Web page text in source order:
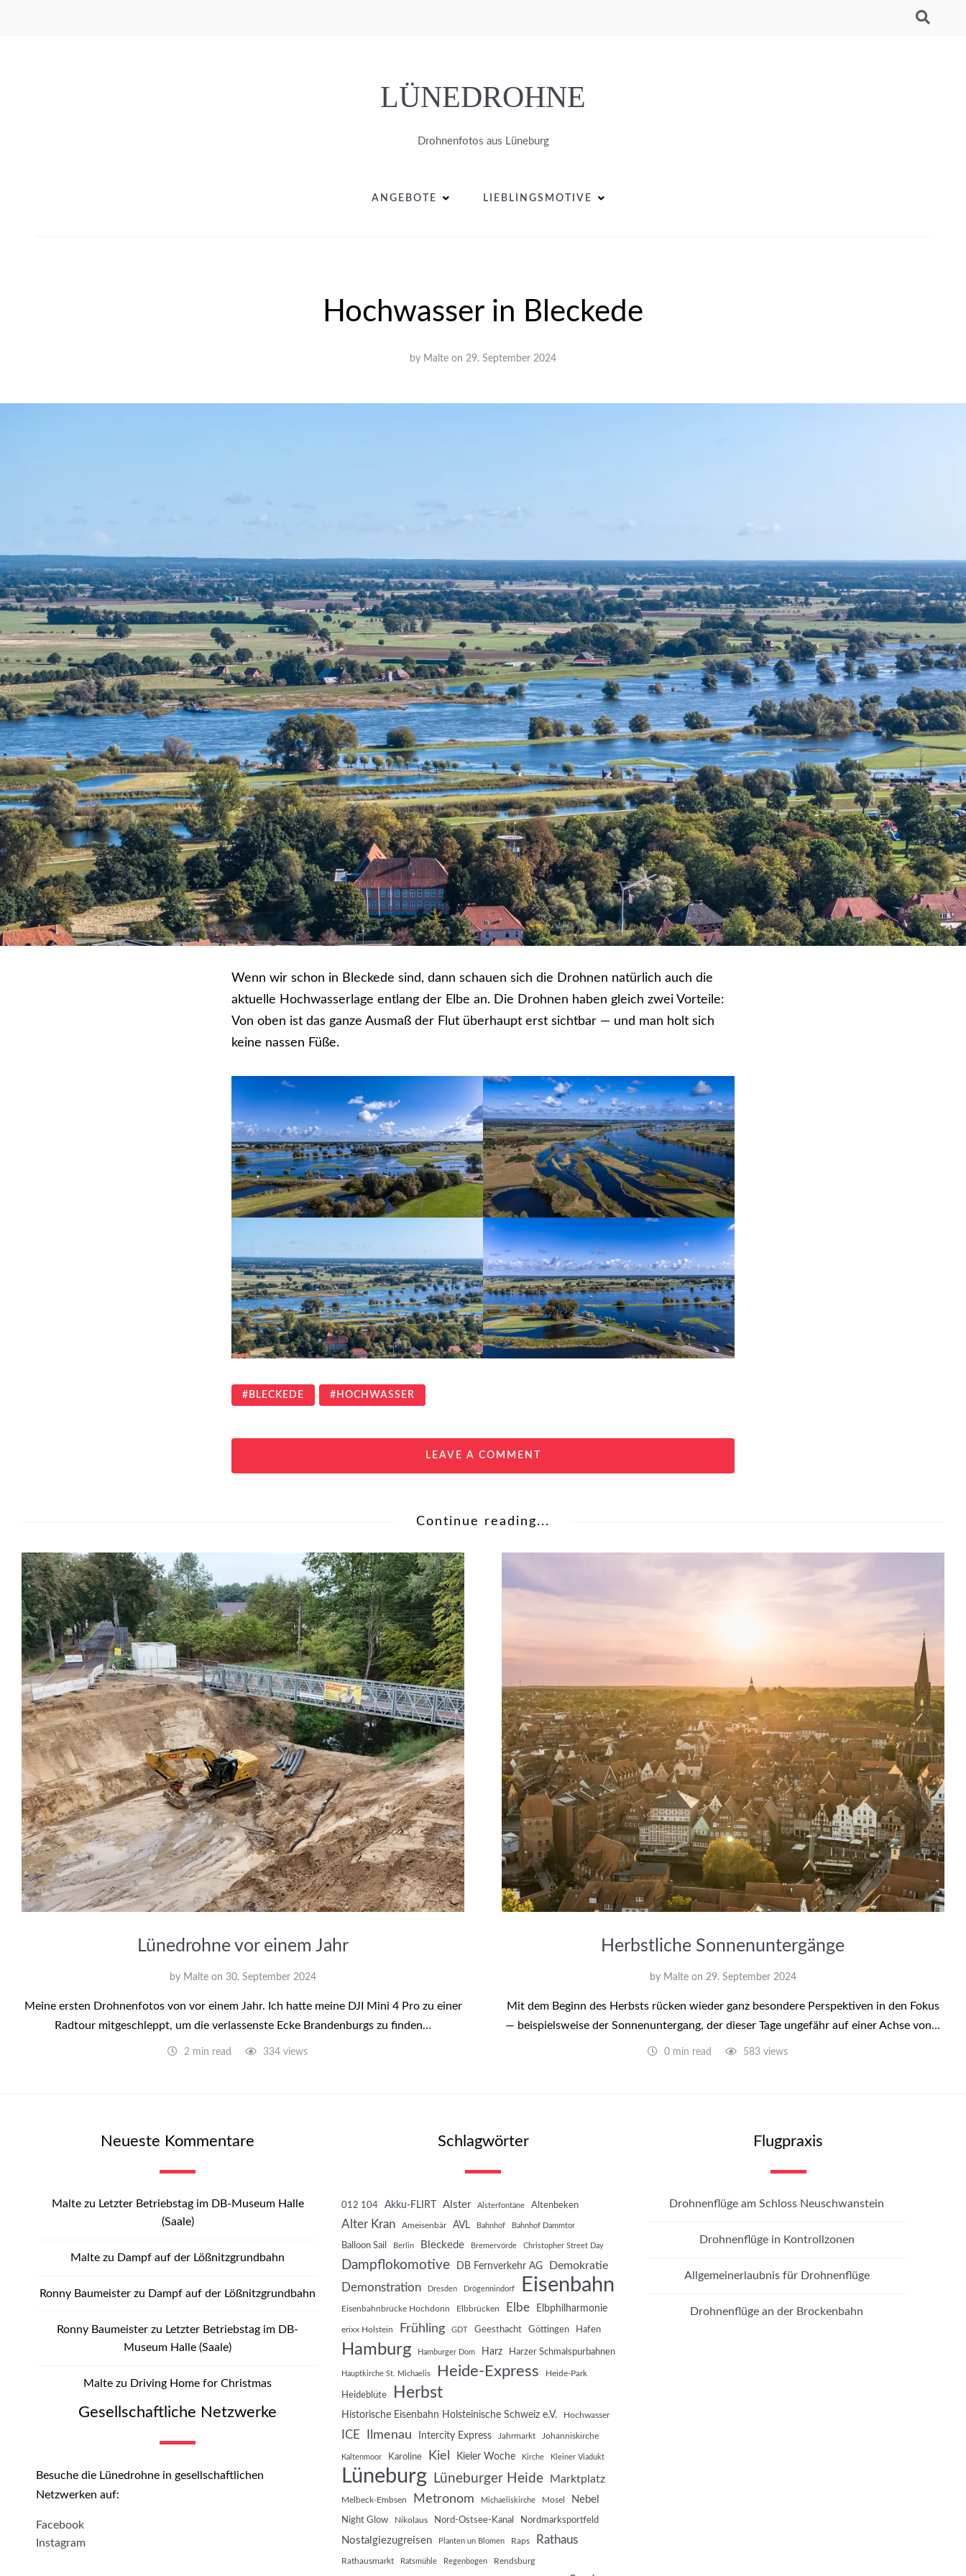
LÜNEDROHNE
Drohnenfotos aus Lüneburg
ANGEBOTE LIEBLINGSMOTIVE
Hochwasser in Bleckede
by Malte on 29. September 2024
Wenn wir schon in Bleckede sind, dann schauen sich die Drohnen natürlich auch die
aktuelle Hochwasserlage entlang der Elbe an. Die Drohnen haben gleich zwei Vorteile:
Von oben ist das ganze Ausmaß der Flut überhaupt erst sichtbar — und man holt sich
keine nassen Füße.
BLECKEDE HOCHWASSER
LEAVE A COMMENT
Continue reading...
Lünedrohne vor einem Jahr
by Malte on30. September 2024
Meine ersten Drohnenfotos von vor einem Jahr. Ich hatte meine DJI Mini 4 Pro zu einer
Radtour mitgeschleppt, um die verlassenste Ecke Brandenburgs zu finden…
2 min read 334 views
Herbstliche Sonnenuntergänge
by Malte on 29. September 2024
Mit dem Beginn des Herbsts rücken wieder ganz besondere Perspektiven in den Fokus
— beispielsweise der Sonnenuntergang, der dieser Tage ungefähr auf einer Achse von…
0 min read 583 views
Neueste Kommentare
Maltezu Letzter Betriebstag im DB-Museum Halle
(Saale)
Malte zu Dampf auf der Lößnitzgrundbahn
Ronny Baumeister zu Dampf auf der Lößnitzgrundbahn
Ronny Baumeister zu Letzter Betriebstag im DB-
Museum Halle (Saale)
Malte zu Driving Home for Christmas
Gesellschaftliche Netzwerke
Besuche die Lünedrohne in gesellschaftlichen
Netzwerken auf:
Facebook
Instagram
Schlagwörter
012 104 Akku-FLIRT Alster Alsterfontäne Altenbeken
Alter Kran Ameisenbär AVL Bahnhof Bahnhof Dammtor
Balloon Sail Berlin Bleckede Bremervörde Christopher Street Day
Dampflokomotive DB Fernverkehr AG Demokratie
Demonstration Dresden Drögennindorf Eisenbahn
Eisenbahnbrücke Hochdonn Elbbrücken Elbe Elbphilharmonie
erixx Holstein Frühling GDT Geesthacht Göttingen Hafen
Hamburg Hamburger Dom Harz Harzer Schmalspurbahnen
Hauptkirche St. Michaelis Heide-Express Heide-Park
Heideblüte Herbst
Historische Eisenbahn Holsteinische Schweiz e.V. Hochwasser
ICE Ilmenau Intercity Express Jahrmarkt Johanniskirche
Kaltenmoor Karoline Kiel Kieler Woche Kirche Kleiner Viadukt
Lüneburg Lüneburger Heide Marktplatz
Melbeck-Embsen Metronom Michaeliskirche Mosel Nebel
Night Glow Nikolaus Nord-Ostsee-Kanal Nordmarksportfeld
Nostalgiezugreisen Planten un Blomen Raps Rathaus
Rathausmarkt Ratsmühle Regenbogen Rendsburg
Flugpraxis
Drohnenflüge am Schloss Neuschwanstein
Drohnenflüge in Kontrollzonen
Allgemeinerlaubnis für Drohnenflüge
Drohnenflüge an der Brockenbahn